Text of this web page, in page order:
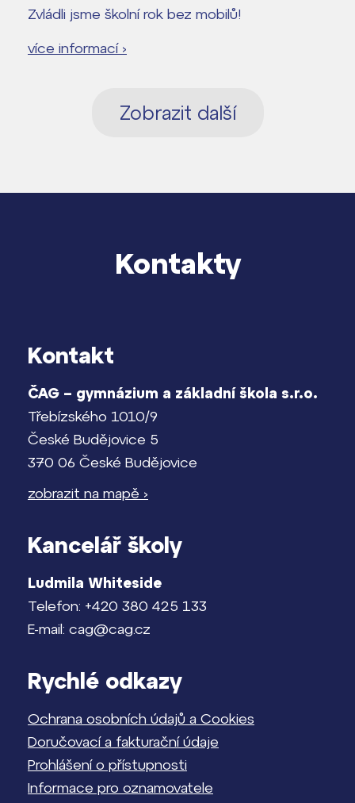
Zvládli jsme školní rok bez mobilů!
více informací ›
Zobrazit další
Kontakty
Kontakt
ČAG – gymnázium a základní škola s.r.o.
Třebízského 1010/9
České Budějovice 5
370 06 České Budějovice
zobrazit na mapě ›
Kancelář školy
Ludmila Whiteside
Telefon: +420 380 425 133
E-mail: cag@cag.cz
Rychlé odkazy
Ochrana osobních údajů a Cookies
Doručovací a fakturační údaje
Prohlášení o přístupnosti
Informace pro oznamovatele